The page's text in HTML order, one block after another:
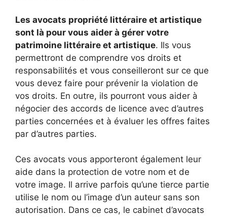
Les avocats propriété littéraire et artistique
sont là pour vous aider à gérer votre
patrimoine littéraire et artistique. Ils vous
permettront de comprendre vos droits et
responsabilités et vous conseilleront sur ce que
vous devez faire pour prévenir la violation de
vos droits. En outre, ils pourront vous aider à
négocier des accords de licence avec d’autres
parties concernées et à évaluer les offres faites
par d’autres parties.
Ces avocats vous apporteront également leur
aide dans la protection de votre nom et de
votre image. Il arrive parfois qu’une tierce partie
utilise le nom ou l’image d’un auteur sans son
autorisation. Dans ce cas, le cabinet d’avocats